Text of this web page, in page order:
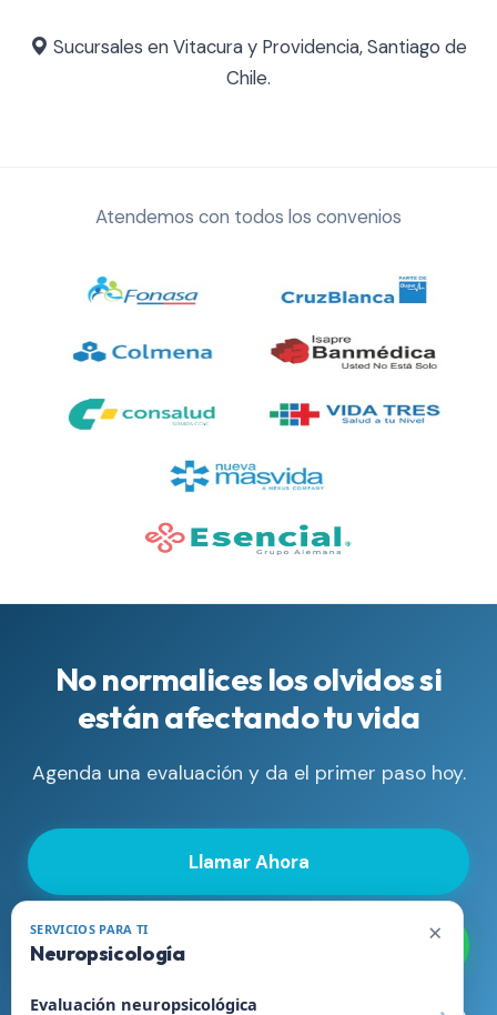
Sucursales en Vitacura y Providencia, Santiago de
Chile.
Atendemos con todos los convenios
No normalices los olvidos si
están afectando tu vida
Agenda una evaluación y da el primer paso hoy.
Llamar Ahora
SERVICIOS PARA TI
Neuropsicología
×
Evaluación neuropsicológica